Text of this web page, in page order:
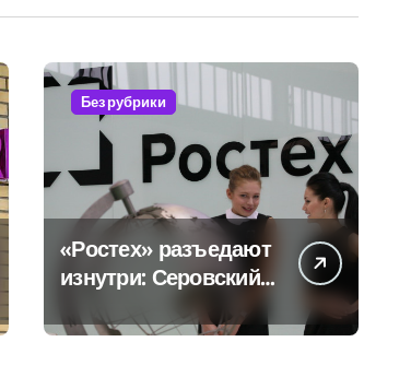
Без рубрики
«Ростех» разъедают
изнутри: Серовский
идёт ко дну